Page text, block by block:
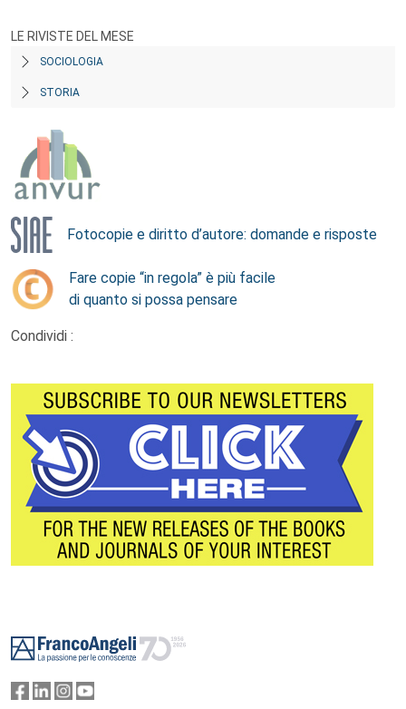
LE RIVISTE DEL MESE
SOCIOLOGIA
STORIA
Fotocopie e diritto d’autore: domande e risposte
Fare copie “in regola” è più facile
di quanto si possa pensare
Condividi :